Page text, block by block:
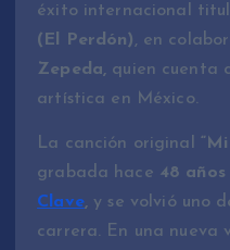
éxito internacional
(El Perdón), en
Zepeda, quien cuenta
artística en México.
La canción original
grabada hace 48 años
Clave,y se volvió uno
carrera. En una nueva